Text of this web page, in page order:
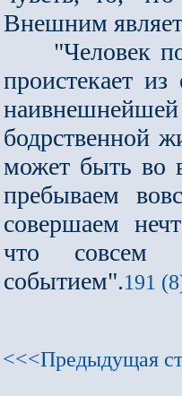
Внешним
"Человек
проистекает
бодрственной
может быть во
пребываем
совершаем
что совсем
событием".191
<<<Предыдущая